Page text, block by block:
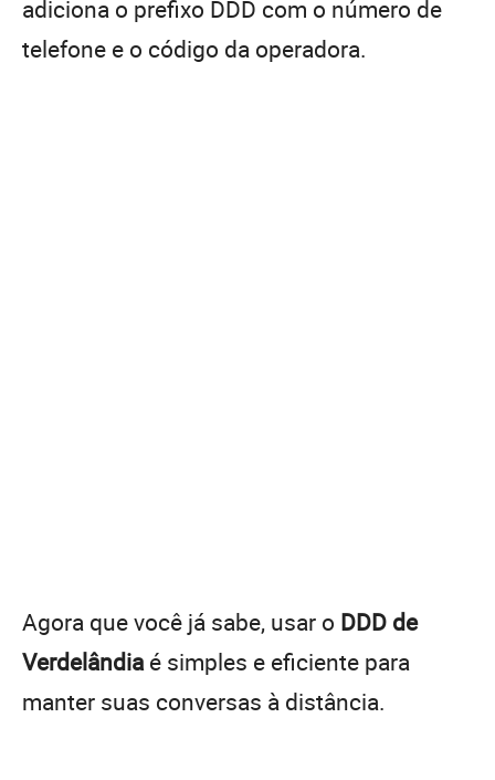
adiciona o prefixo DDD com o número de
telefone e o código da operadora.
Agora que você já sabe, usar o DDD de
Verdelândia é simples e eficiente para
manter suas conversas à distância.